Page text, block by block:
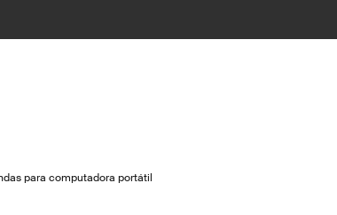
para computadora portátil